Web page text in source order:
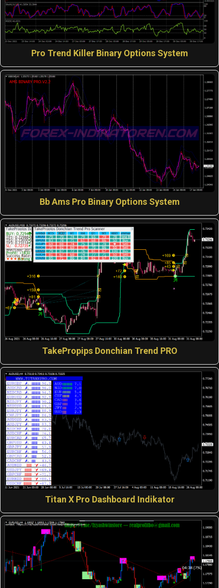
Pro Trend Killer Binary Options System
Bb Ams Pro Binary Options System
TakePropips Donchian Trend PRO
Titan X Pro Dashboard Indikator